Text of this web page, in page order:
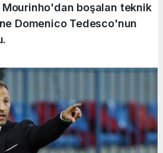
boşalan teknik
Domenico Tedesco'nun